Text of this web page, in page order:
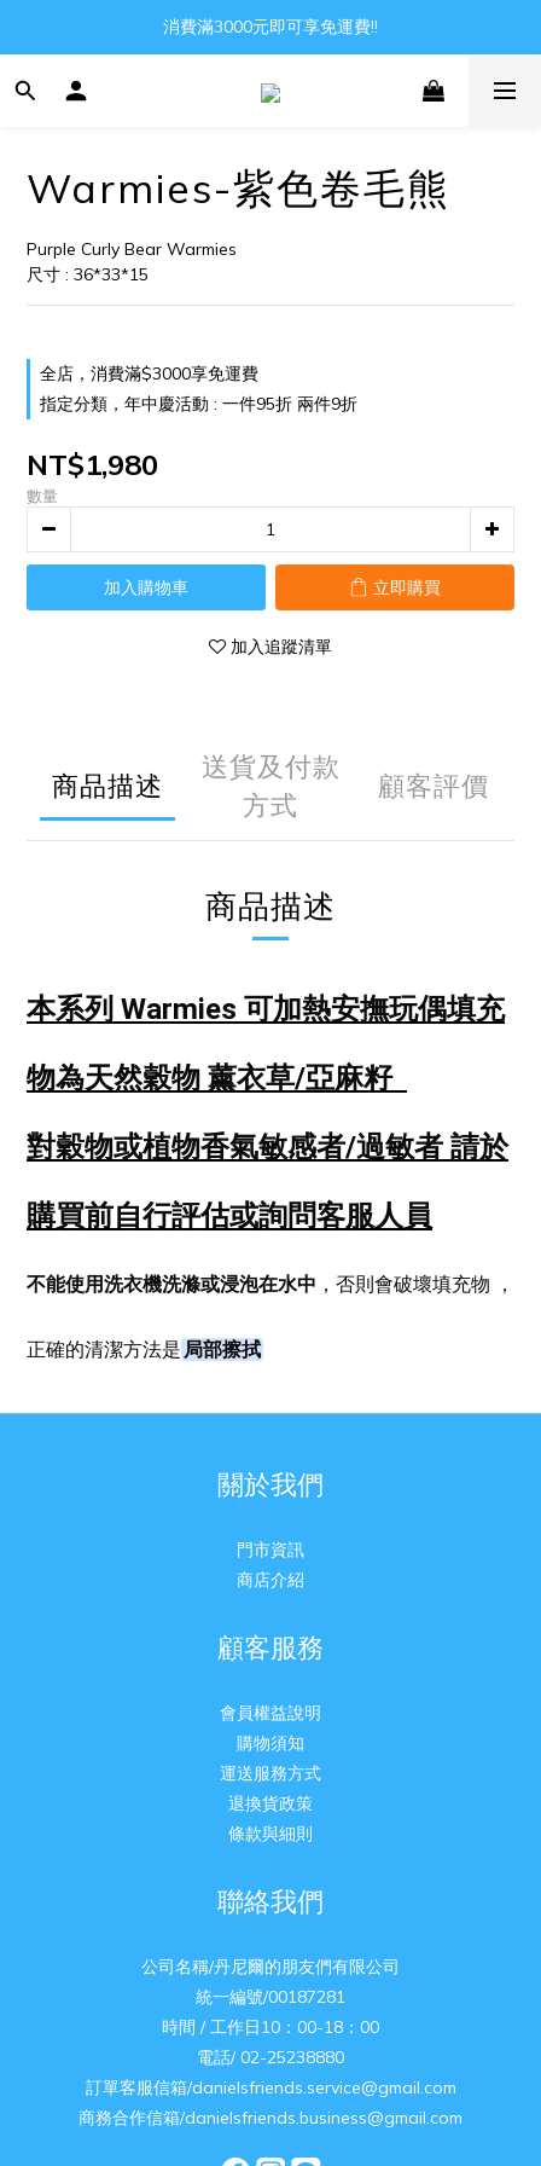
Gather all the joys in the world
消費滿3000元即可享免運費!!
Gather all the joys in the world
Warmies-紫色卷毛熊
Purple Curly Bear Warmies
尺寸 : 36*33*15
全店，消費滿$3000享免運費
指定分類，年中慶活動 : 一件95折 兩件9折
NT$1,980
數量
加入購物車 立即購買
加入追蹤清單
商品描述
送貨及付款
方式
顧客評價
商品描述
本系列 Warmies 可加熱安撫玩偶填充
物為天然穀物 薰衣草/亞麻籽
對穀物或植物香氣敏感者/過敏者 請於
購買前自行評估或詢問客服人員
不能使用洗衣機洗滌或浸泡在水中 ，否則會破壞填充物 ，
正確的清潔方法是 局部擦拭
關於我們
門市資訊
商店介紹
顧客服務
會員權益說明
購物須知
運送服務方式
退換貨政策
條款與細則
聯絡我們
公司名稱/丹尼爾的朋友們有限公司
統一編號/00187281
時間 / 工作日10：00-18：00
電話/ 02-25238880
訂單客服信箱/danielsfriends.service@gmail.com
商務合作信箱/danielsfriends.business@gmail.com